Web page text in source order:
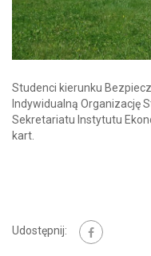
Studenci kierunku
Indywidualną Organizację
Sekretariatu Instytutu
kart.
Udostępnij: